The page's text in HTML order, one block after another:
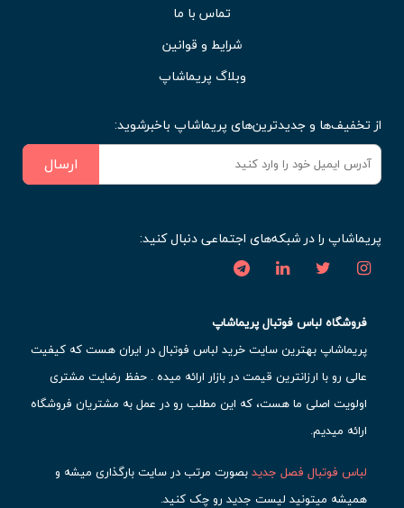
تماس با ما
شرایط و قوانین
وبلاگ پریماشاپ
از تخفیف‌ها و جدیدترین‌های پریماشاپ باخبرشوید:
ارسال
پریماشاپ را در شبکه‌های اجتماعی دنبال کنید:
فروشگاه لباس فوتبال پریماشاپ
پریماشاپ بهترین سایت خرید لباس فوتبال در ایران هست که کیفیت
عالی رو با ارزانترین قیمت در بازار ارائه میده . حفظ رضایت مشتری
اولویت اصلی ما هست، که این مطلب رو در عمل به مشتریان فروشگاه
ارائه میدیم.
لباس فوتبال فصل جدیدبصورت مرتب در سایت بارگذاری میشه و
همیشه میتونید لیست جدید رو چک کنید.